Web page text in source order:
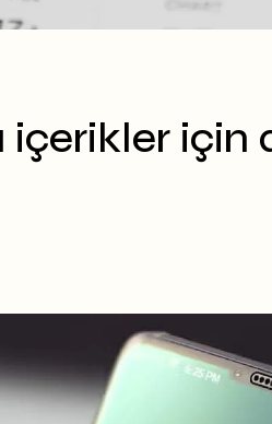
içerikler